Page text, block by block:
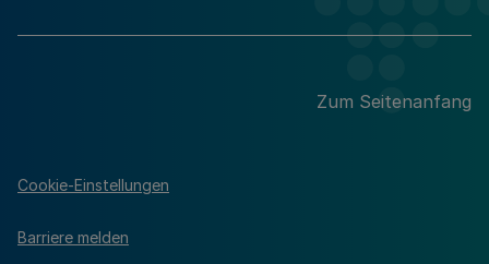
Zum Seitenanfang
Cookie-Einstellungen
Barriere melden